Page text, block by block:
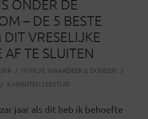
ONDER DE
– DE 5 BESTE
VRESELIJKE
TE SLUITEN
IN FILM, WAARDEER & DONEER!
6 MINUTEN LEESTIJD
jaar als dit heb ik behoefte